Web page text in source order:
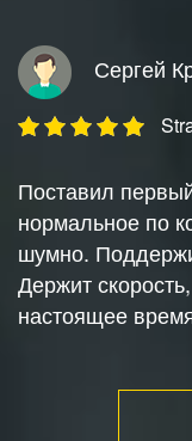
Сергей
Поставил
нормальное по
шумно.
Держит
настоящее